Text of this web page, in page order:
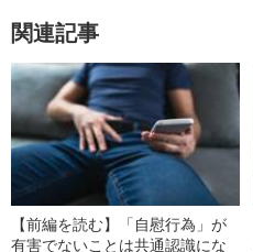
関連記事
【前編を読む】「自慰行為」が
有害でないことは共通認識にな